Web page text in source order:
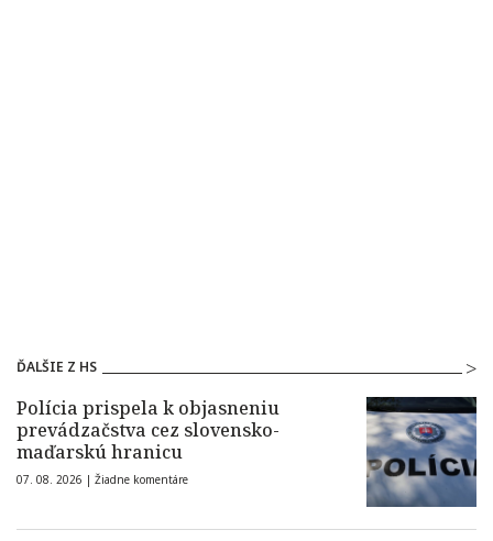
ĎALŠIE Z HS
Polícia prispela k objasneniu
prevádzačstva cez slovensko-
maďarskú hranicu
07. 08. 2026 | Žiadne komentáre